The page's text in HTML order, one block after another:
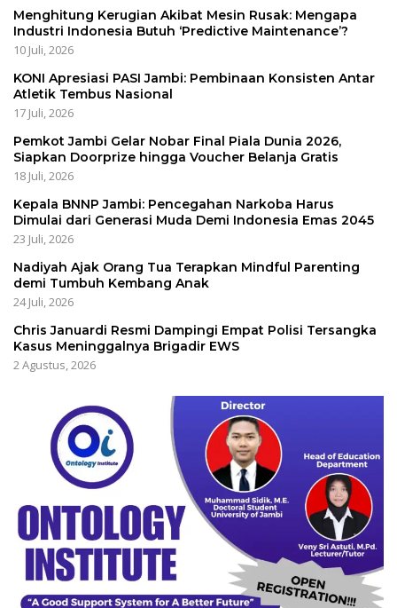
Menghitung Kerugian Akibat Mesin Rusak: Mengapa
Industri Indonesia Butuh ‘Predictive Maintenance’?
10 Juli, 2026
KONI Apresiasi PASI Jambi: Pembinaan Konsisten Antar
Atletik Tembus Nasional
17 Juli, 2026
Pemkot Jambi Gelar Nobar Final Piala Dunia 2026,
Siapkan Doorprize hingga Voucher Belanja Gratis
18 Juli, 2026
Kepala BNNP Jambi: Pencegahan Narkoba Harus
Dimulai dari Generasi Muda Demi Indonesia Emas 2045
23 Juli, 2026
Nadiyah Ajak Orang Tua Terapkan Mindful Parenting
demi Tumbuh Kembang Anak
24 Juli, 2026
Chris Januardi Resmi Dampingi Empat Polisi Tersangka
Kasus Meninggalnya Brigadir EWS
2 Agustus, 2026